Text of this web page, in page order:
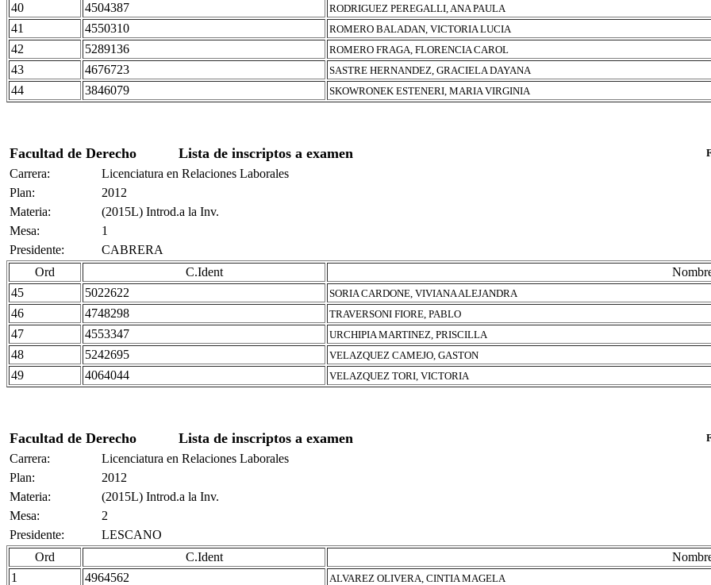
40 4504387 RODRIGUEZ PEREGALLI, ANA PAULA
41 4550310 ROMERO BALADAN, VICTORIA LUCIA
42 5289136 ROMERO FRAGA, FLORENCIA CAROL
43 4676723 SASTRE HERNANDEZ, GRACIELA DAYANA
44 3846079 SKOWRONEK ESTENERI, MARIA VIRGINIA
Facultad de Derecho Lista de inscriptos a examen
Carrera:
Licenciatura en Relaciones Laborales
Plan:
2012
Materia:
(2015L) Introd.a la Inv.
Mesa:
1
Presidente:
CABRERA
Ord
C.Ident
45
5022622 SORIA CARDONE, VIVIANA ALEJANDRA
46 4748298 TRAVERSONI FIORE, PABLO
47 4553347 URCHIPIA MARTINEZ, PRISCILLA
48 5242695 VELAZQUEZ CAMEJO, GASTON
49 4064044 VELAZQUEZ TORI, VICTORIA
Facultad de Derecho Lista de inscriptos a examen
Carrera:
Licenciatura en Relaciones Laborales
Plan:
2012
Materia:
(2015L) Introd.a la Inv.
Mesa:
2
Presidente:
LESCANO
Ord
C.Ident
1
4964562 ALVAREZ OLIVERA, CINTIA MAGELA